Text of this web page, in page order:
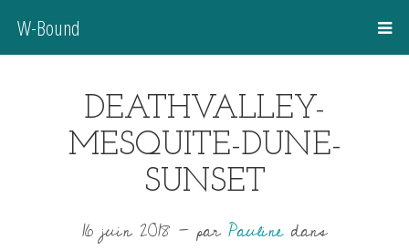
W-Bound
DEATHVALLEY-
MESQUITE-DUNE-
SUNSET
16 juin 2018 -parPaulinedans